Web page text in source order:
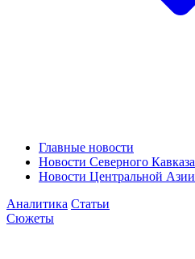
Главные новости
Новости Северного Кавказа
Новости Центральной Азии
Аналитика Статьи
Сюжеты